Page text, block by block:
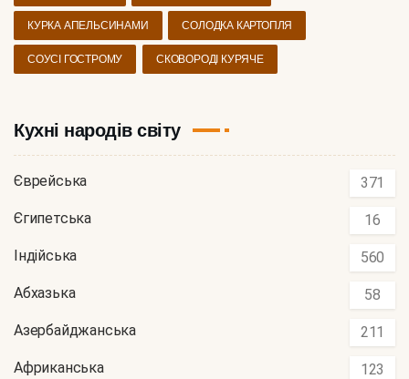
КУРКА АПЕЛЬСИНАМИ СОЛОДКА КАРТОПЛЯ
СОУСІ ГОСТРОМУ СКОВОРОДІ КУРЯЧЕ
Кухні народів світу
Єврейська 371
Єгипетська 16
Індійська 560
Абхазька 58
Азербайджанська 211
Африканська 123